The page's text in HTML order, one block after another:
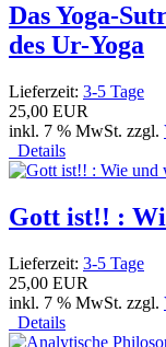
Das Yoga-
des Ur-Yoga
Lieferzeit: 3-5 Tage
25,00 EUR
inkl. 7 % MwSt. zzgl.
Details
Gott ist!! :
Lieferzeit: 3-5 Tage
25,00 EUR
inkl. 7 % MwSt. zzgl.
Details